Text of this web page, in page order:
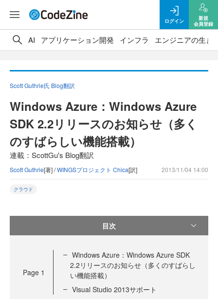
ログイン
新規
会員登録
AI アプリケーション開発 インフラ エンジニアの生き
Scott Guthrie氏 Blog翻訳
Windows Azure：Windows Azure
SDK 2.2リリースのお知らせ（多く
のすばらしい機能搭載）
連載：ScottGu's Blog翻訳
Scott Guthrie[著] /WINGSプロジェクト Chica[訳] 2013/11/04 14:00
クラウド
目次
Page 1
Windows Azure：Windows Azure SDK
2.2リリースのお知らせ（多くのすばらし
い機能搭載）
Visual Studio 2013サポート